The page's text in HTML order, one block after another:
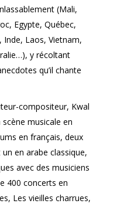
(Mali,
Egypte, Québec,
Inde, Laos, Vietnam,
y récoltant
qu’il chante
compositeur, Kwal
musicale en
en français, deux
en arabe classique,
avec des musiciens
400 concerts en
Les vieilles charrues,